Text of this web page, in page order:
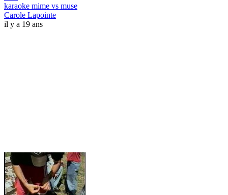
karaoke mime vs muse
Carole Lapointe
il y a 19 ans